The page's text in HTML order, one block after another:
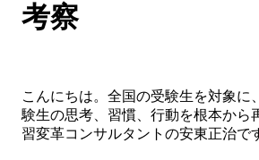
考察
こんにちは。全国の受験生を対象に
験生の思考、習慣、行動を根本から
習変革コンサルタントの安東正治で